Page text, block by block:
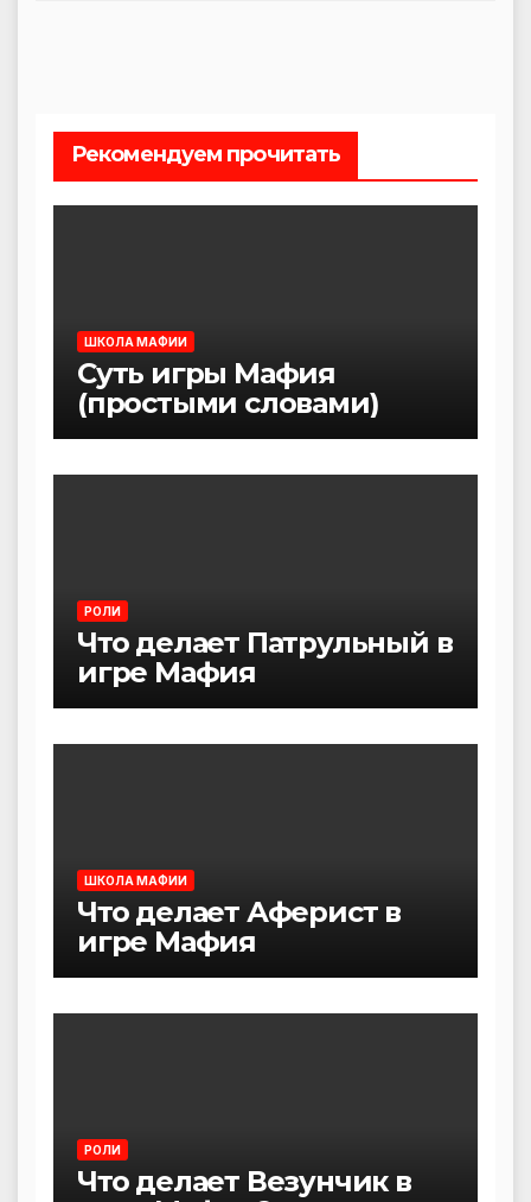
Рекомендуем прочитать
ШКОЛА МАФИИ
Суть игры Мафия
(простыми словами)
РОЛИ
Что делает Патрульный в
игре Мафия
ШКОЛА МАФИИ
Что делает Аферист в
игре Мафия
РОЛИ
Что делает Везунчик в